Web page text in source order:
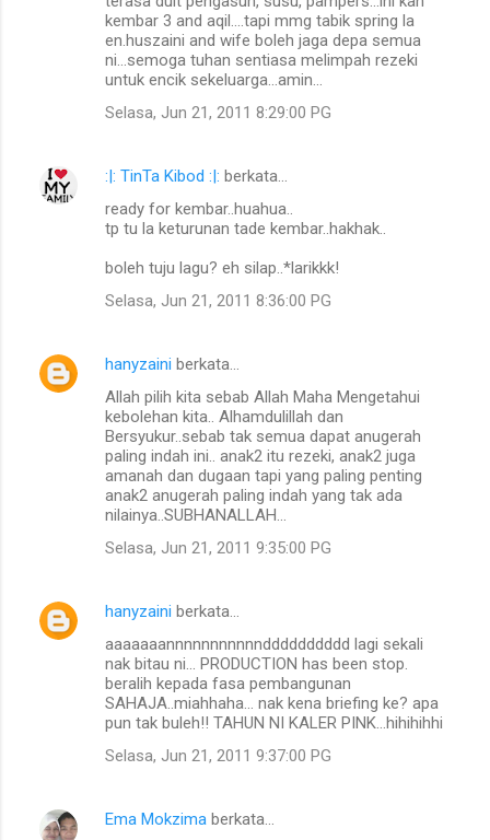
kembar 3 and aqil....tapi mmg tabik spring la
en.huszaini and wife boleh jaga depa semua
ni...semoga tuhan sentiasa melimpah rezeki
untuk encik sekeluarga...amin...
Selasa, Jun 21, 2011 8:29:00 PG
:|: TinTa Kibod :|: berkata…
ready for kembar..huahua..
tp tu la keturunan tade kembar..hakhak..
boleh tuju lagu? eh silap..*larikkk!
Selasa, Jun 21, 2011 8:36:00 PG
hanyzaini berkata…
Allah pilih kita sebab Allah Maha Mengetahui
kebolehan kita.. Alhamdulillah dan
Bersyukur..sebab tak semua dapat anugerah
paling indah ini.. anak2 itu rezeki, anak2 juga
amanah dan dugaan tapi yang paling penting
anak2 anugerah paling indah yang tak ada
nilainya..SUBHANALLAH...
Selasa, Jun 21, 2011 9:35:00 PG
hanyzaini berkata…
aaaaaaannnnnnnnnnndddddddddd lagi sekali
nak bitau ni... PRODUCTION has been stop.
beralih kepada fasa pembangunan
SAHAJA..miahhaha... nak kena briefing ke? apa
pun tak buleh!! TAHUN NI KALER PINK...hihihihhi
Selasa, Jun 21, 2011 9:37:00 PG
Ema Mokzima berkata…